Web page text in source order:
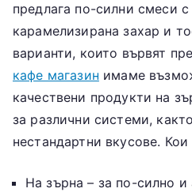
предлага по-силни смеси с
карамелизирана захар и
варианти, които вървят
кафе магазин имаме
качествени продукти на
за различни системи,
нестандартни вкусове.
На зърна – за по-силно